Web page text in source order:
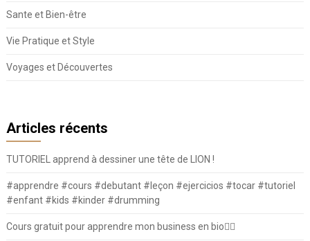
Sante et Bien-être
Vie Pratique et Style
Voyages et Découvertes
Articles récents
TUTORIEL apprend à dessiner une tête de LION !
#apprendre #cours #debutant #leçon #ejercicios #tocar #tutoriel
#enfant #kids #kinder #drumming
Cours gratuit pour apprendre mon business en bio⛓️‍💥